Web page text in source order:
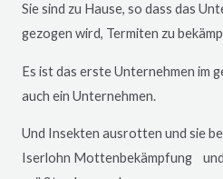
Sie sind zu Hause, so dass das
gezogen wird, Termiten zu
Es ist das erste Unternehmen im
auch ein Unternehmen.
Und Insekten ausrotten und sie
Iserlohn Mottenbekämpfung